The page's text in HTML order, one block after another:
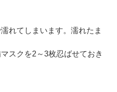
れてしまいます。濡れたま
スクを2～3枚忍ばせておき